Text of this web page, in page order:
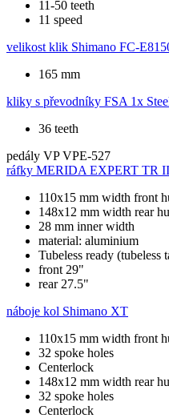
11-50 teeth
11 speed
velikost klik Shimano FC-
165 mm
kliky s převodníky FSA 1x
36 teeth
pedály VP VPE-527
ráfky MERIDA EXPERT TR II
110x15 mm width front
148x12 mm width rear
28 mm inner width
material: aluminium
Tubeless ready (tubeless
front 29"
rear 27.5"
náboje kol Shimano XT
110x15 mm width front
32 spoke holes
Centerlock
148x12 mm width rear
32 spoke holes
Centerlock